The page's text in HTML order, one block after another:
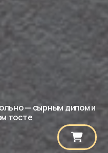
— сырным дипом и
тосте